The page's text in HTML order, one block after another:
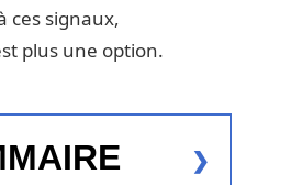
ces signaux,
plus une option.